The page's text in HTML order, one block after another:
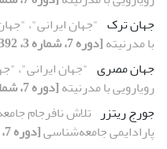
جهان ترک "جهان ایرانی"،
با مدرنیته[دوره 7، شماره 3، 1392، صفحه 25-53]
جهان مصری "جهان ایرانی"،
رویارویی با مدرنیته[دوره 7، شماره 3، 1392، صفحه 25-53]
جورج ریتزر تلاش نافرجام
پارادایمی جامعه‌شناسی[دوره 7، شماره 4، 1392، صفحه 30-54]